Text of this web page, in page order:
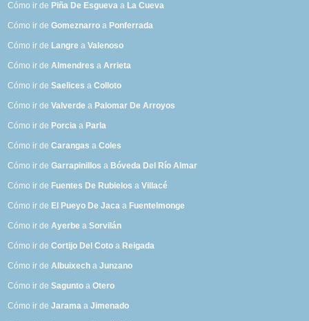
Cómo ir de Piña De Esgueva a La Cueva
Cómo ir deGomeznarro a Ponferrada
Cómo ir de Langre aValenoso
Cómo ir deAlmendres aArrieta
Cómo ir deSaelices aColloto
Cómo ir deValverde a Palomar De Arroyos
Cómo ir de Porcia a Parla
Cómo ir deCarangas aColes
Cómo ir deGarrapinillos a Bóveda Del Río Almar
Cómo ir de Fuentes De Rubielos aVillacé
Cómo ir de El Pueyo De Jaca a Fuentelmonge
Cómo ir deAyerbe aSorvilán
Cómo ir deCortijo Del Coto a Reigada
Cómo ir deAlbuixech aJunzano
Cómo ir deSagunto aOtero
Cómo ir deJarama aJimenado